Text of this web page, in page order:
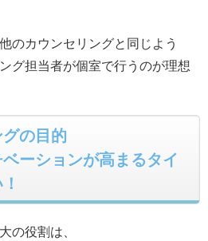
のカウンセリングと同じよう
グ担当者が個室で行うのが理想
の目的
ーションが高まるタイ
の役割は、